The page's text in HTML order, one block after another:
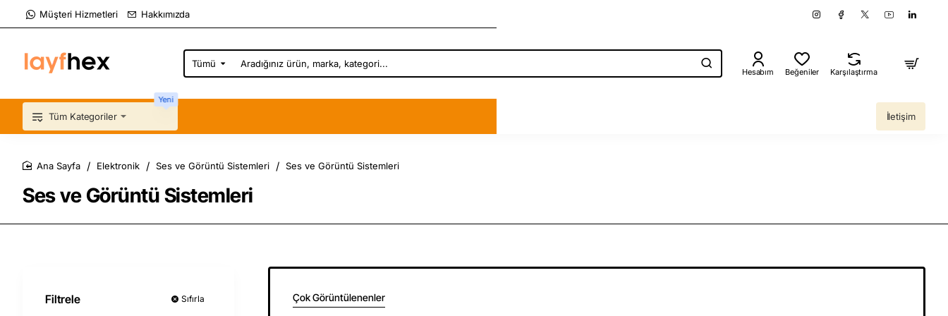
Müşteri Hizmetleri Hakkımızda
Tümü
Aradığınız
ürün,
kategori...
Hesabım Beğeniler Karşılaştırma
Tüm Kategoriler
Yeni
İletişim
Ses ve Görüntü Sistemleri
Elektronik Ses ve Görüntü Sistemleri Ses ve Görüntü Sistemleri
Filtrele Sıfırla Çok Görüntülenenler